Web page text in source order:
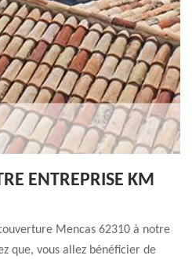
ENTREPRISE KM
Mencas 62310 à notre
que, vous allez bénéficier de